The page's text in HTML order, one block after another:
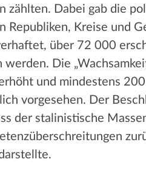
zählten. Dabei gab die
Republiken, Kreise und
über 72 000
werden. Die
und mindestens
vorgesehen. Der
der stalinistische